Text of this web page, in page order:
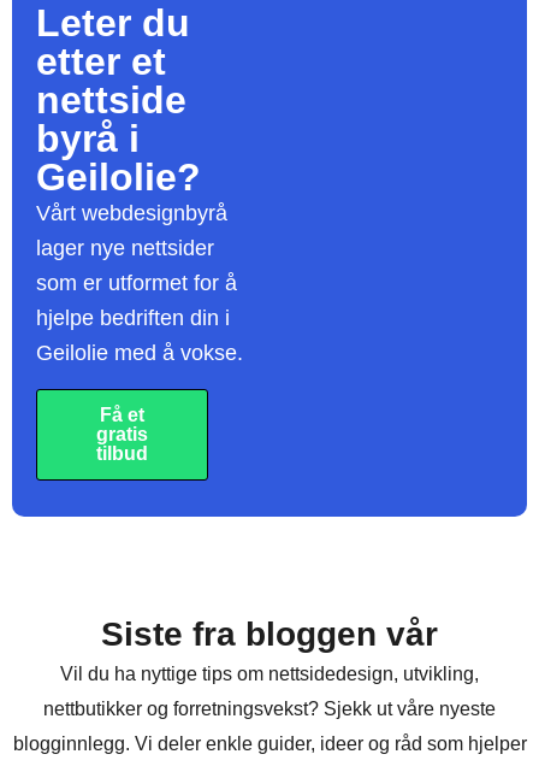
Leter du
etter et
nettside
byrå i
Geilolie?
Vårt webdesignbyrå
lager nye nettsider
som er utformet for å
hjelpe bedriften din i
Geilolie med å vokse.
Få et
gratis
tilbud
Siste fra bloggen vår
Vil du ha nyttige tips om nettsidedesign, utvikling,
nettbutikker og forretningsvekst? Sjekk ut våre nyeste
blogginnlegg. Vi deler enkle guider, ideer og råd som hjelper